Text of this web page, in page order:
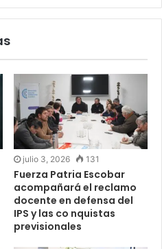
julio 3, 2026 131
Fuerza Patria Escobar
acompañará el reclamo
docente en defensa del
IPS y las co nquistas
previsionales